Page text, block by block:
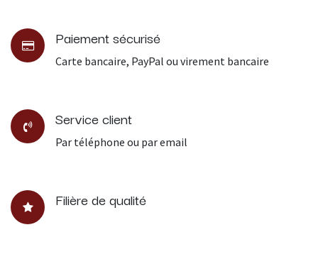
Paiement sécurisé
Carte bancaire, PayPal ou virement bancaire
Service client
Par téléphone ou par email
Filière de qualité